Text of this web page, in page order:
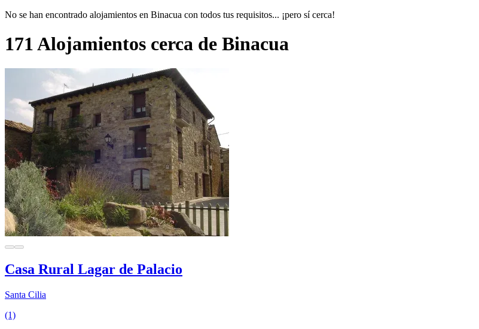
No se han encontrado alojamientos en Binacua con todos tus requisitos... ¡pero sí cerca!
171 Alojamientos cerca de Binacua
Casa Rural Lagar de Palacio
Santa Cilia
(1)